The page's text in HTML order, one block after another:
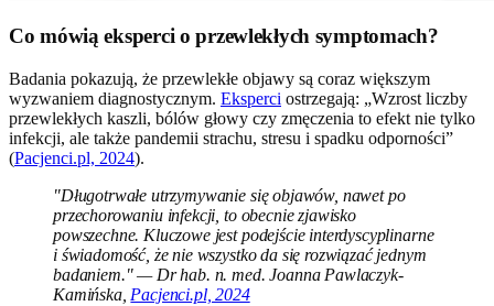
Co mówią eksperci o przewlekłych symptomach?
Badania pokazują, że przewlekłe objawy są coraz większym
wyzwaniem diagnostycznym. Eksperci ostrzegają: „Wzrost liczby
przewlekłych kaszli, bólów głowy czy zmęczenia to efekt nie tylko
infekcji, ale także pandemii strachu, stresu i spadku odporności”
(Pacjenci.pl, 2024).
"Długotrwałe utrzymywanie się objawów, nawet po
przechorowaniu infekcji, to obecnie zjawisko
powszechne. Kluczowe jest podejście interdyscyplinarne
i świadomość, że nie wszystko da się rozwiązać jednym
badaniem." — Dr hab. n. med. Joanna Pawlaczyk-
Kamińska, Pacjenci.pl, 2024